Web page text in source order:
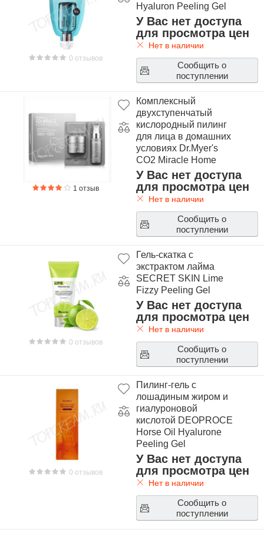
0 отзывов
Hyaluron Peeling Gel
У Вас нет доступа
для просмотра цен
Нет в наличии
Сообщить о
поступлении
1 отзыв
Комплексный
двухступенчатый
кислородный пилинг
для лица в домашних
условиях Dr.Myer's
CO2 Miracle Home
Peeling
У Вас нет доступа
для просмотра цен
Нет в наличии
Сообщить о
поступлении
0 отзывов
Гель-скатка с
экстрактом лайма
SECRET SKIN Lime
Fizzy Peeling Gel
У Вас нет доступа
для просмотра цен
Нет в наличии
Сообщить о
поступлении
0 отзывов
Пилинг-гель с
лошадиным жиром и
гиалуроновой
кислотой DEOPROCE
Horse Oil Hyalurone
Peeling Gel
У Вас нет доступа
для просмотра цен
Нет в наличии
Сообщить о
поступлении